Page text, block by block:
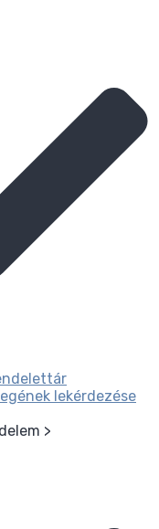
lekérdezése
>